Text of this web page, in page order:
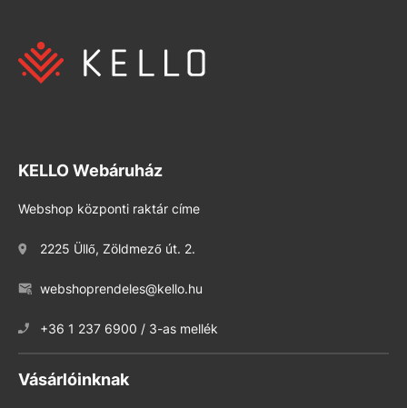
KELLO Webáruház
Webshop központi raktár címe
2225 Üllő, Zöldmező út. 2.
webshoprendeles@kello.hu
+36 1 237 6900 / 3-as mellék
Vásárlóinknak